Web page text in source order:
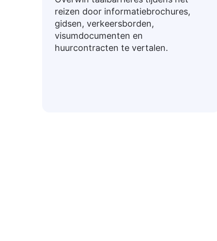
reizen door informatiebrochures,
gidsen, verkeersborden,
visumdocumenten en
huurcontracten te vertalen.